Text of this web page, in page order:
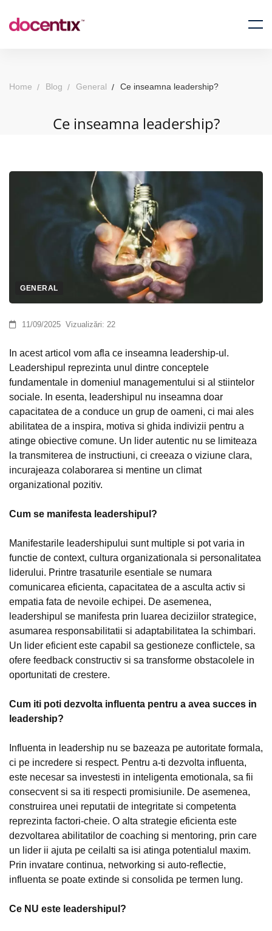
Home Blog General Ce inseamna leadership?
Ce inseamna leadership?
GENERAL
11/09/2025 Vizualizări: 22
In acest articol vom afla ce inseamna leadership-ul.
Leadershipul reprezinta unul dintre conceptele
fundamentale in domeniul managementului si al stiintelor
sociale. In esenta, leadershipul nu inseamna doar
capacitatea de a conduce un grup de oameni, ci mai ales
abilitatea de a inspira, motiva si ghida indivizii pentru a
atinge obiective comune. Un lider autentic nu se limiteaza
la transmiterea de instructiuni, ci creeaza o viziune clara,
incurajeaza colaborarea si mentine un climat
organizational pozitiv.
Cum se manifesta leadershipul?
Manifestarile leadershipului sunt multiple si pot varia in
functie de context, cultura organizationala si personalitatea
liderului. Printre trasaturile esentiale se numara
comunicarea eficienta, capacitatea de a asculta activ si
empatia fata de nevoile echipei. De asemenea,
leadershipul se manifesta prin luarea deciziilor strategice,
asumarea responsabilitatii si adaptabilitatea la schimbari.
Un lider eficient este capabil sa gestioneze conflictele, sa
ofere feedback constructiv si sa transforme obstacolele in
oportunitati de crestere.
Cum iti poti dezvolta influenta pentru a avea succes in
leadership?
Influenta in leadership nu se bazeaza pe autoritate formala,
ci pe incredere si respect. Pentru a-ti dezvolta influenta,
este necesar sa investesti in inteligenta emotionala, sa fii
consecvent si sa iti respecti promisiunile. De asemenea,
construirea unei reputatii de integritate si competenta
reprezinta factori-cheie. O alta strategie eficienta este
dezvoltarea abilitatilor de coaching si mentoring, prin care
un lider ii ajuta pe ceilalti sa isi atinga potentialul maxim.
Prin invatare continua, networking si auto-reflectie,
influenta se poate extinde si consolida pe termen lung.
Ce NU este leadershipul?